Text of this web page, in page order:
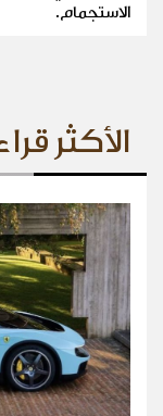
الاستجمام.
الأكثر